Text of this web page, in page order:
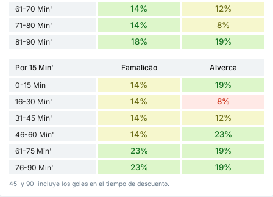
61-70 Min' 14% 12%
71-80 Min' 14% 8%
81-90 Min' 18% 19%
Por 15 Min' Famalicão
Alverca
0-15 Min
14% 19%
16-30 Min' 14% 8%
31-45 Min' 14% 12%
46-60 Min' 14% 23%
61-75 Min' 23% 19%
76-90 Min' 23% 19%
45' y 90' incluye los goles en el tiempo de descuento.